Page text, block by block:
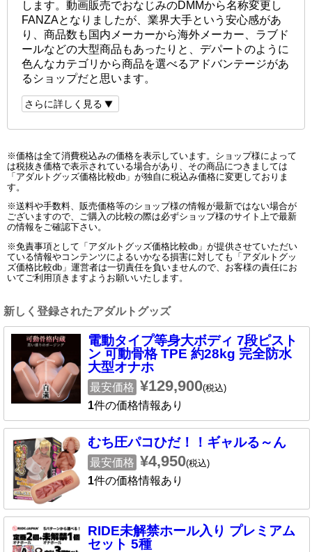
します。動画販売でおなじみのDMMから名称変更し
FANZAとなりましたが、業界大手という安心感があ
り、商品数も国内メーカーから海外メーカー、ラブド
ールなどの大型商品もあったりと、デパートのように
色んなカテゴリから商品を選べるアドバンテージがあ
るショップだと思います。
さらに詳しく見る
※価格は全て消費税込みの価格を表示しています。ショップ様によって
は税抜き価格で表示されている場合があり、その商品につきましては
「アダルトグッズ価格比較db」が独自に税込み価格に変更しておりま
す。
※送料や手数料、販売価格等のショップ様の情報が最新ではない場合が
ございますので、ご購入の比較の際は必ずショップ様のサイト上で最新
の情報をご確認下さい。
※免責事項として「アダルトグッズ価格比較db」が提供させていただい
ている情報やコンテンツによるいかなる損害に対しても「アダルトグッ
ズ価格比較db」運営者は一切責任を負いませんので、お客様の責任にお
いてご利用頂きますようお願いいたします。
新しく登録されたアダルトグッズ
電動タイプ等身大ボディ 7段ピスト
ン 可動骨格 TPE 約28kg 完全防水
大型オナホ
最安価格 ¥129,900(税込)
1件の価格情報あり
むち圧パコひだ！！ギャルる～ん
最安価格 ¥4,950(税込)
1件の価格情報あり
RIDE未解禁ホール入り プレミアム
セット 5種